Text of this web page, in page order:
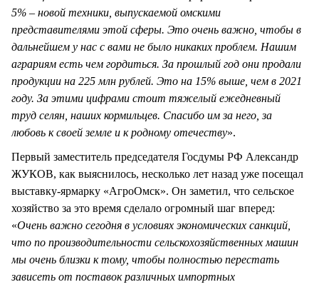
5% – новой техники, выпускаемой омскими
представителями этой сферы. Это очень важно, чтобы в
дальнейшем у нас с вами не было никаких проблем. Нашим
аграриям есть чем гордиться. За прошлый год они продали
продукции на 225 млн рублей. Это на 15% выше, чем в 2021
году. За этими цифрами стоит тяжелый ежедневный
труд селян, наших кормильцев. Спасибо им за него, за
любовь к своей земле и к родному отечеству».
Первый заместитель председателя Госдумы РФ Александр
ЖУКОВ, как выяснилось, несколько лет назад уже посещал
выставку-ярмарку «АгроОмск». Он заметил, что сельское
хозяйство за это время сделало огромный шаг вперед:
«Очень важно сегодня в условиях экономических санкций,
что по производительности сельскохозяйственных машин
мы очень близки к тому, чтобы полностью перестать
зависеть от поставок различных импортных